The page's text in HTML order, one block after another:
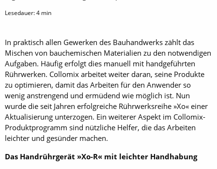
Lesedauer:4 min
In praktisch allen Gewerken des Bauhandwerks zählt das
Mischen von bauchemischen Materialien zu den notwendigen
Aufgaben. Häufig erfolgt dies manuell mit handgeführten
Rührwerken. Collomix arbeitet weiter daran, seine Produkte
zu optimieren, damit das Arbeiten für den Anwender so
wenig anstrengend und ermüdend wie möglich ist. Nun
wurde die seit Jahren erfolgreiche Rührwerksreihe »Xo« einer
Aktualisierung unterzogen. Ein weiterer Aspekt im Collomix-
Produktprogramm sind nützliche Helfer, die das Arbeiten
leichter und gesünder machen.
Das Handrührgerät »Xo-R« mit leichter Handhabung